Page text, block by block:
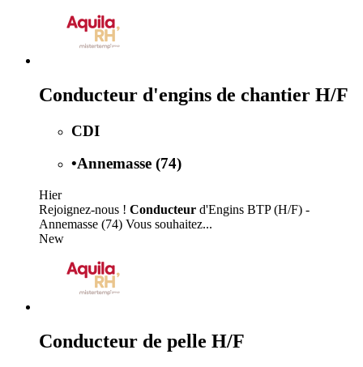
Conducteur d'engins de chantier H/F
CDI
•Annemasse (74)
Hier
Rejoignez-nous ! Conducteur d'Engins BTP (H/F) -
Annemasse (74) Vous souhaitez...
New
Conducteur de pelle H/F